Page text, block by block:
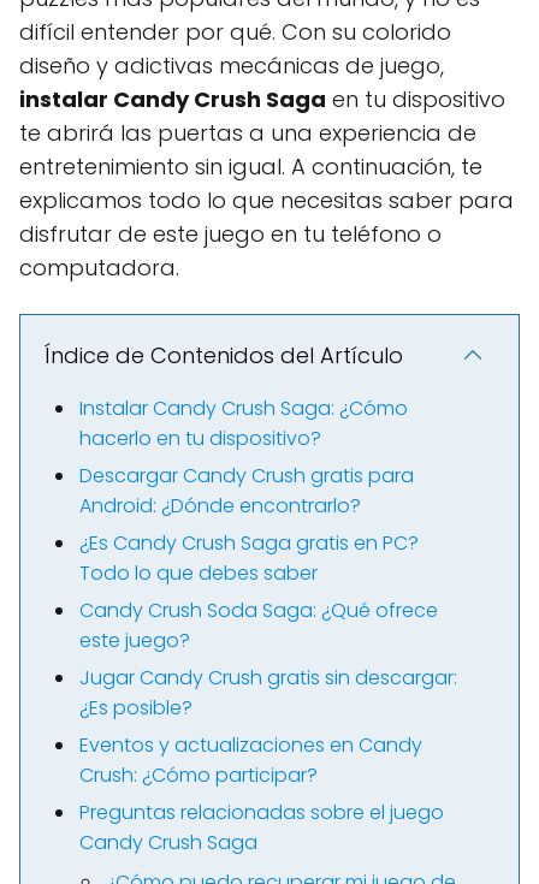
difícil entender por qué. Con su colorido
diseño y adictivas mecánicas de juego,
instalar Candy Crush Saga en tu dispositivo
te abrirá las puertas a una experiencia de
entretenimiento sin igual. A continuación, te
explicamos todo lo que necesitas saber para
disfrutar de este juego en tu teléfono o
computadora.
Índice de Contenidos del Artículo
Instalar Candy Crush Saga: ¿Cómo
hacerlo en tu dispositivo?
Descargar Candy Crush gratis para
Android: ¿Dónde encontrarlo?
¿Es Candy Crush Saga gratis en PC?
Todo lo que debes saber
Candy Crush Soda Saga: ¿Qué ofrece
este juego?
Jugar Candy Crush gratis sin descargar:
¿Es posible?
Eventos y actualizaciones en Candy
Crush: ¿Cómo participar?
Preguntas relacionadas sobre el juego
Candy Crush Saga